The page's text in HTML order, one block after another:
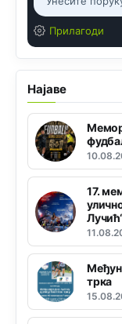
Прилагоди
Најаве
17.
трка